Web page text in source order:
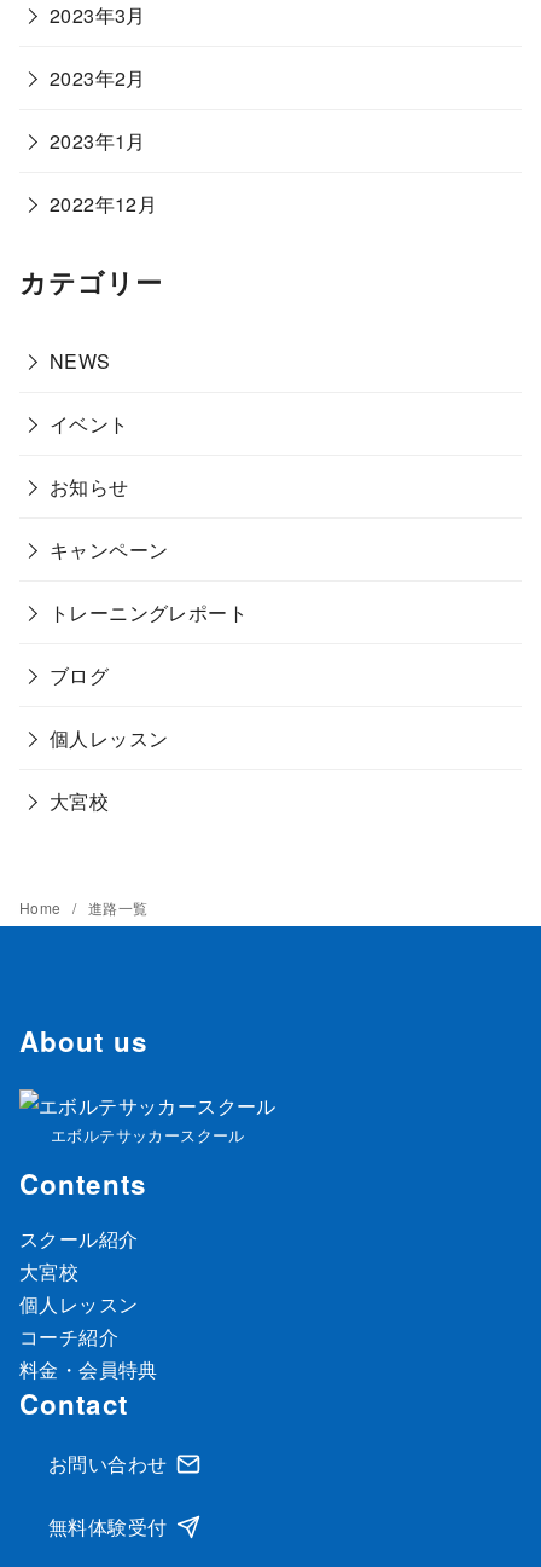
2023年3月
2023年2月
2023年1月
2022年12月
カテゴリー
NEWS
イベント
お知らせ
キャンペーン
トレーニングレポート
ブログ
個人レッスン
大宮校
Home 進路一覧
About us
エボルテサッカースクール
Contents
スクール紹介
大宮校
個人レッスン
コーチ紹介
料金・会員特典
Contact
お問い合わせ
無料体験受付